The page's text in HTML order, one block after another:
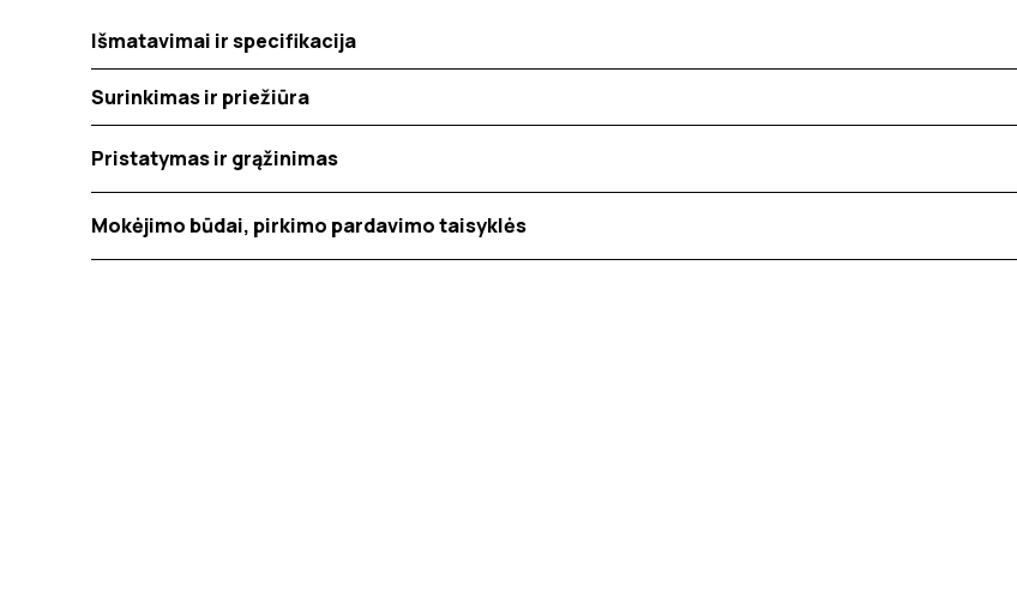
Išmatavimai ir specifikacija
Surinkimas ir priežiūra
Pristatymas ir grąžinimas
Mokėjimo būdai, pirkimo pardavimo taisyklės